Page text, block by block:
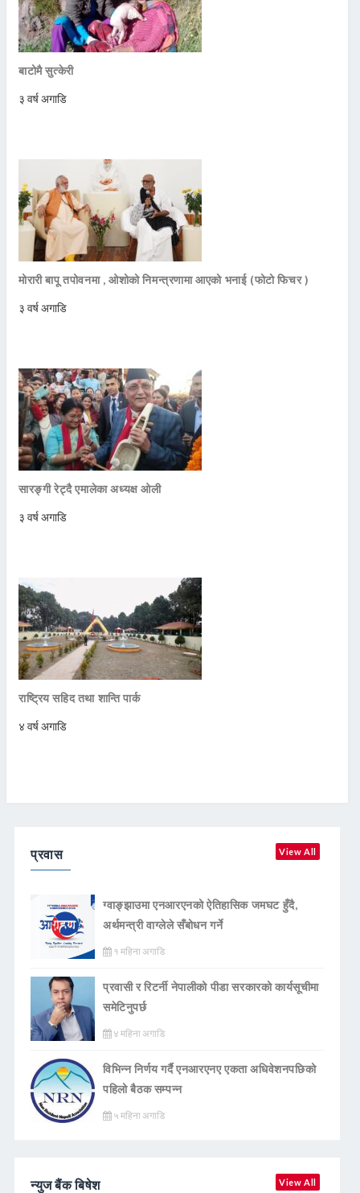
बाटोमै सुत्केरी
३ वर्ष अगाडि
मोरारी बापू तपोवनमा , ओशोको निमन्त्रणामा आएको भनाई (फोटो फिचर )
३ वर्ष अगाडि
सारङ्गी रेट्दै एमालेका अध्यक्ष ओली
३ वर्ष अगाडि
राष्ट्रिय सहिद तथा शान्ति पार्क
४ वर्ष अगाडि
प्रवास View All
ग्वाङ्झाउमा एनआरएनको ऐतिहासिक जमघट हुँदै,
अर्थमन्त्री वाग्लेले सँबोधन गर्ने
१ महिना अगाडि
प्रवासी र रिटर्नी नेपालीको पीडा सरकारको कार्यसूचीमा
समेटिनुपर्छ
४ महिना अगाडि
विभिन्न निर्णय गर्दै एनआरएनए एकता अधिवेशनपछिको
पहिलो बैठक सम्पन्न
५ महिना अगाडि
न्युज बैंक बिषेश View All